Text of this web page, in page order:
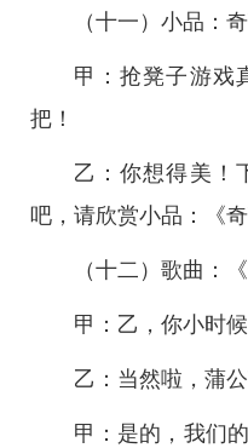
（十一）小品：
甲：抢凳子游戏
把！
乙：你想得美！
吧，请欣赏小品：《奇
（十二）歌曲：
甲：乙，你小时
乙：当然啦，蒲
甲：是的，我们